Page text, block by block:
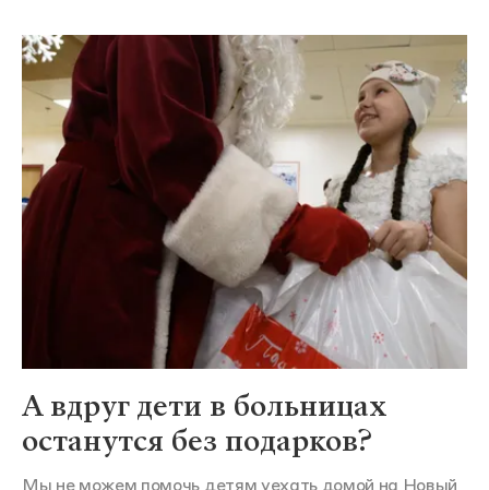
А вдруг дети в больницах
останутся без подарков?